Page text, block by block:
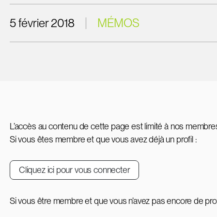
5 février 2018 MÉMOS
L’accès au contenu de cette page est limité à nos
Si vous êtes membre et que vous avez déjà un profil :
Cliquez ici pour vous connecter
Si vous être membre et que vous n’avez pas encore de